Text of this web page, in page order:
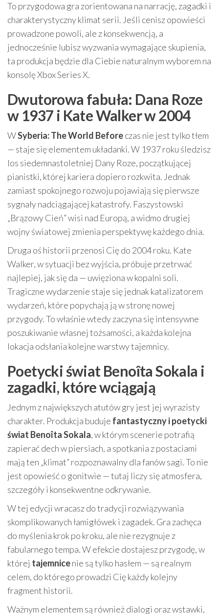
To przygodowa gra zorientowana na narrację, zagadki i
charakterystyczny klimat serii. Jeśli cenisz opowieści
prowadzone powoli, ale z konsekwencją, a
jednocześnie lubisz wyzwania wymagające skupienia,
ta produkcja będzie dla Ciebie naturalnym wyborem na
konsolę Xbox Series X.
Dwutorowa fabuła: Dana Roze
w 1937 i Kate Walker w 2004
WSyberia: The World Beforeczas nie jest tylko tłem
— staje się elementem układanki. W 1937 roku śledzisz
los siedemnastoletniej Dany Roze, początkującej
pianistki, której kariera dopiero rozkwita. Jednak
zamiast spokojnego rozwoju pojawiają się pierwsze
sygnały nadciągającej katastrofy. Faszystowski
„Brązowy Cień” wisi nad Europą, a widmo drugiej
wojny światowej zmienia perspektywę każdego dnia.
Druga oś historii przenosi Cię do 2004 roku. Kate
Walker, w sytuacji bez wyjścia, próbuje przetrwać
najlepiej, jak się da — uwięziona w kopalni soli.
Tragiczne wydarzenie staje się jednak katalizatorem
wydarzeń, które popychają ją w stronę nowej
przygody. To właśnie wtedy zaczyna się intensywne
poszukiwanie własnej tożsamości, a każda kolejna
lokacja odsłania kolejne warstwy tajemnicy.
Poetycki świat Benoîta Sokala i
zagadki, które wciągają
Jednym z największych atutów gry jest jej wyrazisty
charakter. Produkcja buduje fantastyczny i poetycki
świat Benoîta Sokala, w którym scenerie potrafią
zapierać dech w piersiach, a spotkania z postaciami
mają ten „klimat” rozpoznawalny dla fanów sagi. To nie
jest opowieść o gonitwie — tutaj liczy się atmosfera,
szczegóły i konsekwentne odkrywanie.
W tej edycji wracasz do tradycji rozwiązywania
skomplikowanych łamigłówek i zagadek. Gra zachęca
do myślenia krok po kroku, ale nie rezygnuje z
fabularnego tempa. W efekcie dostajesz przygodę, w
której tajemnicenie są tylko hasłem — są realnym
celem, do którego prowadzi Cię każdy kolejny
fragment historii.
Ważnym elementem są również dialogi oraz wstawki,